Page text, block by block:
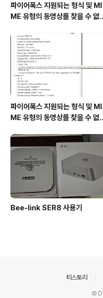
파이어폭스 지원되는 형식 및 MI
ME 유형의 동영상를 찾을 수 없
파이어폭스 지원되는 형식 및 MI
ME 유형의 동영상를 찾을 수 없
Bee-link SER8 사용기
티스토리
©